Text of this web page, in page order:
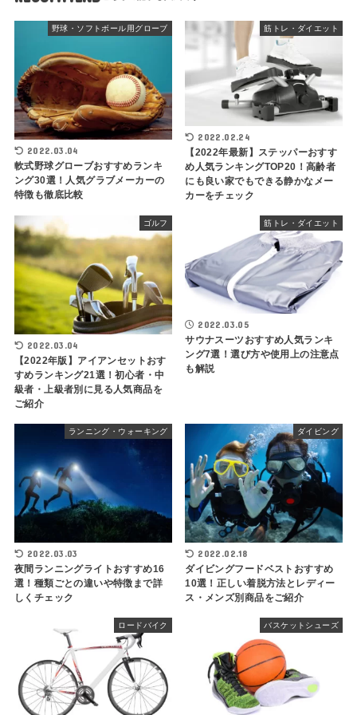
野球・ソフトボール用グローブ
2022.03.04
軟式野球グローブおすすめランキ
ング30選！人気グラブメーカーの
特徴も徹底比較
筋トレ・ダイエット
2022.02.24
【2022年最新】ステッパーおすす
め人気ランキングTOP20！高齢者
にも良い家でもできる静かなメー
カーをチェック
ゴルフ
2022.03.04
【2022年版】アイアンセットおす
すめランキング21選！初心者・中
級者・上級者別に見る人気商品を
ご紹介
筋トレ・ダイエット
2022.03.05
サウナスーツおすすめ人気ランキ
ング7選！選び方や使用上の注意点
も解説
ランニング・ウォーキング
2022.03.03
夜間ランニングライトおすすめ16
選！種類ごとの違いや特徴まで詳
しくチェック
ダイビング
2022.02.18
ダイビングフードベストおすすめ
10選！正しい着脱方法とレディー
ス・メンズ別商品をご紹介
ロードバイク バスケットシューズ